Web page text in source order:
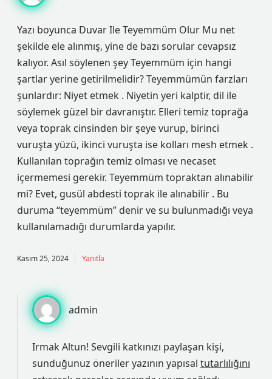
Yazı boyunca Duvar Ile Teyemmüm Olur Mu net
şekilde ele alınmış, yine de bazı sorular cevapsız
kalıyor. Asıl söylenen şey Teyemmüm için hangi
şartlar yerine getirilmelidir? Teyemmümün farzları
şunlardır: Niyet etmek . Niyetin yeri kalptir, dil ile
söylemek güzel bir davranıştır. Elleri temiz toprağa
veya toprak cinsinden bir şeye vurup, birinci
vuruşta yüzü, ikinci vuruşta ise kolları mesh etmek .
Kullanılan toprağın temiz olması ve necaset
içermemesi gerekir. Teyemmüm topraktan alınabilir
mi? Evet, gusül abdesti toprak ile alınabilir . Bu
duruma “teyemmüm” denir ve su bulunmadığı veya
kullanılamadığı durumlarda yapılır.
Kasım 25, 2024 Yanıtla
admin
Irmak Altun! Sevgili katkınızı paylaşan kişi,
sunduğunuz öneriler yazının yapısal tutarlılığını